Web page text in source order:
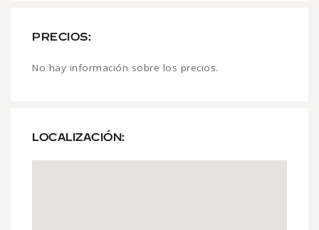
PRECIOS:
No hay información sobre los precios.
LOCALIZACIÓN: